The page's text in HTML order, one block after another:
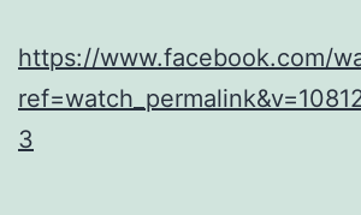
https://www.facebook.com/
3